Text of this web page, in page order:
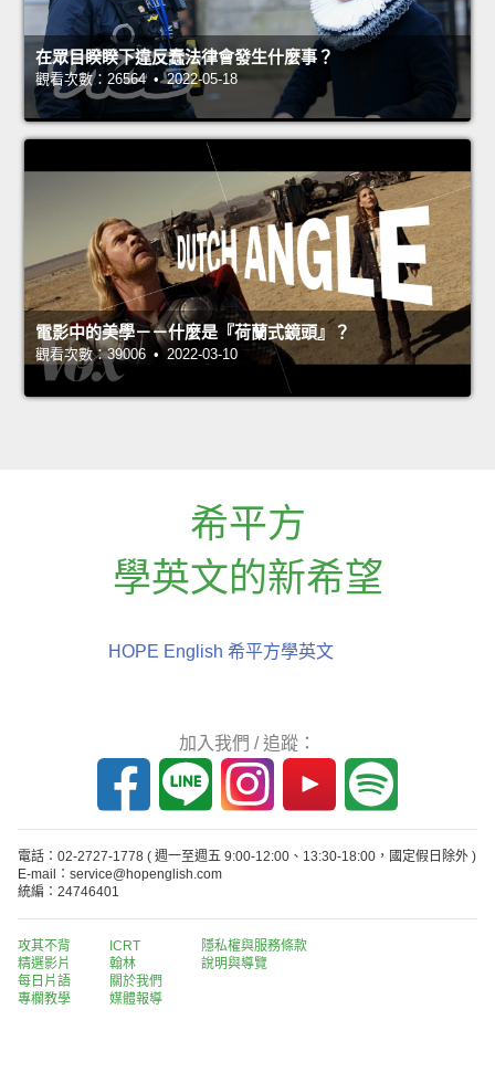
在眾目睽睽下違反蠢法律會發生什麼事？
觀看次數：26564 • 2022-05-18
電影中的美學－－什麼是『荷蘭式鏡頭』？
觀看次數：39006 • 2022-03-10
希平方
學英文的新希望
HOPE English 希平方學英文
加入我們 / 追蹤：
電話：02-2727-1778 ( 週一至週五 9:00-12:00、13:30-18:00，國定假日除外 )
E-mail：service@hopenglish.com
統編：24746401
攻其不背
精選影片
每日片語
專欄教學
ICRT
翰林
關於我們
媒體報導
隱私權與服務條款
說明與導覽